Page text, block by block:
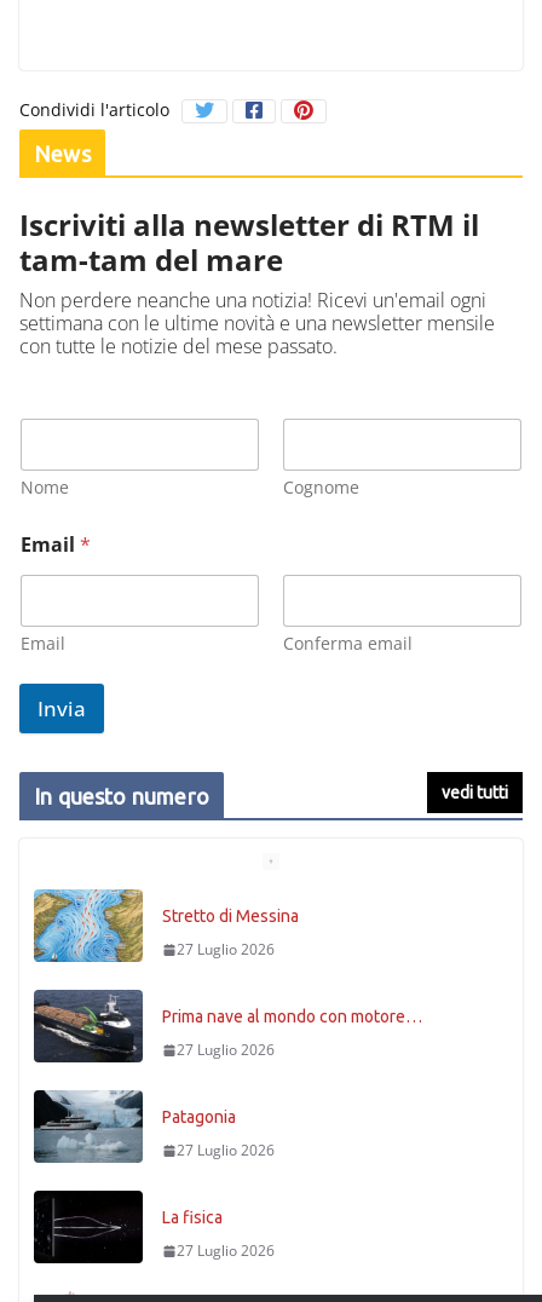
Condividi l'articolo
News
Iscriviti alla newsletter di RTM il
tam-tam del mare
Non perdere neanche una notizia! Ricevi un'email ogni
settimana con le ultime novità e una newsletter mensile
con tutte le notizie del mese passato.
Nome Cognome
Email *
Email Conferma email
Invia
In questo numero vedi tutti
Stretto di Messina
27 Luglio 2026
Prima nave al mondo con motore…
27 Luglio 2026
Patagonia
27 Luglio 2026
La fisica
27 Luglio 2026